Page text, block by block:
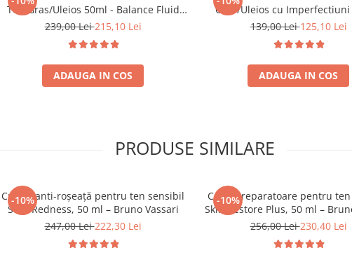
Ten Gras/Uleios 50ml - Balance Fluid
Pure Solution – Bruno Vassari
239,00 Lei215,10 Lei
ADAUGA IN COS
Gras/Uleios cu Imperfectiuni
Corrective Cream Pure Solution
139,00 Lei125,10 Lei
ADAUGA IN COS
PRODUSE SIMILARE
-10%
Cremă anti-roșeață pentru ten sensibil
Stop Redness, 50 ml – Bruno Vassari
247,00 Lei222,30 Lei
-10%
Cremă reparatoare pentru
Skin Restore Plus, 50 ml –
256,00 Lei230,40 Lei